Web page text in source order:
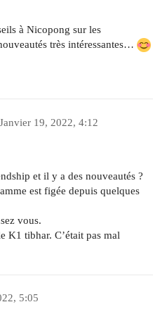
à Nicopong sur les
très intéressantes…
Janvier 19, 2022, 4:12
et il y a des nouveautés ?
est figée depuis quelques
vous.
K1 tibhar. C’était pas mal
5:05